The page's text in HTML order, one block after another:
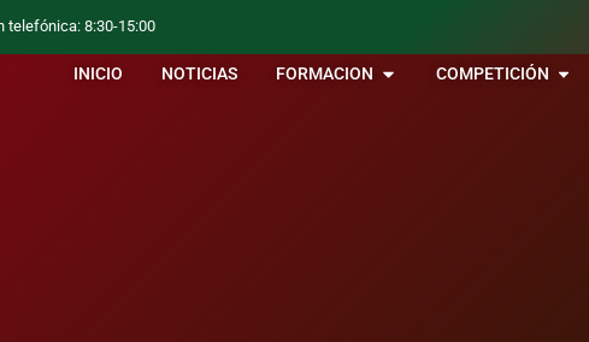
telefónica: 8:30-15:00
INICIO NOTICIAS FORMACION COMPETICIÓN